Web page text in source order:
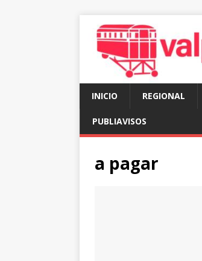
INICIO REGIONAL
PUBLIAVISOS
a pagar